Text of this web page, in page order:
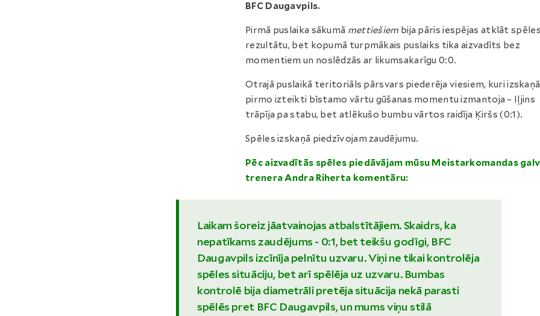
BFC Daugavpils.
Pirmā puslaika sākumā mettiešiem bija pāris iespējas atklāt
rezultātu, bet kopumā turpmākais puslaiks tika aizvadīts bez
momentiem un noslēdzās ar likumsakarīgu 0:0.
Otrajā puslaikā teritoriāls pārsvars piederēja viesiem, kuri
pirmo izteikti bīstamo vārtu gūšanas momentu izmantoja – Iļjins
trāpīja pa stabu, bet atlēkušo bumbu vārtos raidīja Ķiršs (0:1).
Spēles izskaņā piedzīvojam zaudējumu.
Pēc aizvadītās spēles piedāvājam mūsu Meistarkomandas
trenera Andra Riherta komentāru:
Laikam šoreiz jāatvainojas atbalstītājiem. Skaidrs, ka
nepatīkams zaudējums - 0:1, bet teikšu godīgi, BFC
Daugavpils izcīnīja pelnītu uzvaru. Viņi ne tikai kontrolēja
spēles situāciju, bet arī spēlēja uz uzvaru. Bumbas
kontrolē bija diametrāli pretēja situācija nekā parasti
spēlēs pret BFC Daugavpils, un mums viņu stilā